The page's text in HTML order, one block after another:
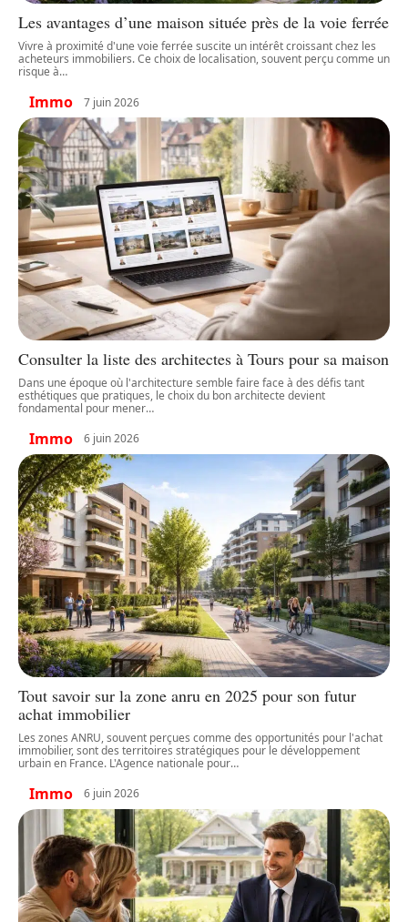
Les avantages d’une maison située près de la voie ferrée
Vivre à proximité d'une voie ferrée suscite un intérêt croissant chez les
acheteurs immobiliers. Ce choix de localisation, souvent perçu comme un
risque à…
Immo 7 juin 2026
Consulter la liste des architectes à Tours pour sa maison
Dans une époque où l'architecture semble faire face à des défis tant
esthétiques que pratiques, le choix du bon architecte devient
fondamental pour mener…
Immo 6 juin 2026
Tout savoir sur la zone anru en 2025 pour son futur
achat immobilier
Les zones ANRU, souvent perçues comme des opportunités pour l'achat
immobilier, sont des territoires stratégiques pour le développement
urbain en France. L'Agence nationale pour…
Immo 6 juin 2026